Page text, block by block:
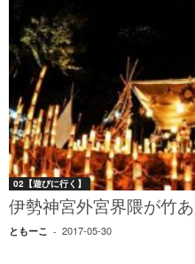
02【遊びに行く】
伊勢神宮外宮界隈が竹
ともーこ - 2017-05-30